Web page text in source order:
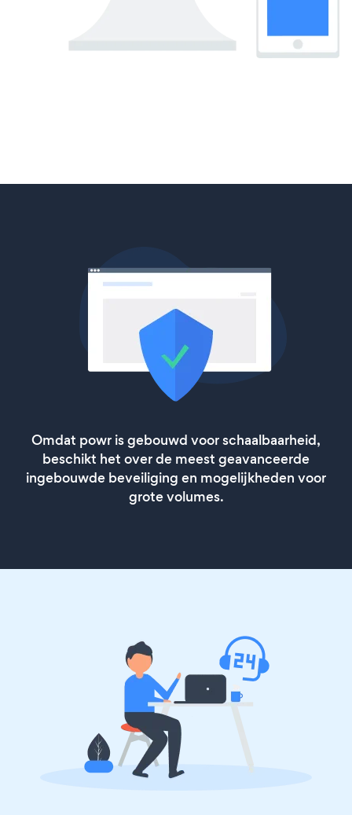
Omdat powr is gebouwd voor schaalbaarheid,
beschikt het over de meest geavanceerde
ingebouwde beveiliging en mogelijkheden voor
grote volumes.